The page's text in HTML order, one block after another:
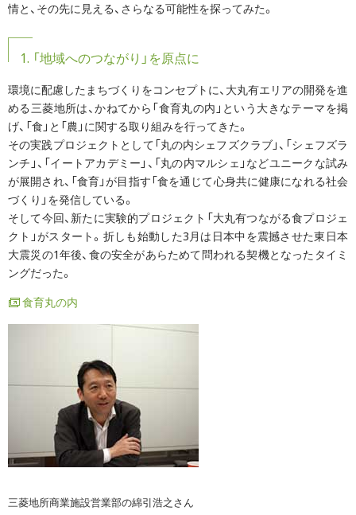
情と、その先に見える、さらなる可能性を探ってみた。
1. 「地域へのつながり」を原点に
環境に配慮したまちづくりをコンセプトに、大丸有エリアの開発を進
める三菱地所は、かねてから「食育丸の内」という大きなテーマを掲
げ、「食」と「農」に関する取り組みを行ってきた。
その実践プロジェクトとして「丸の内シェフズクラブ」、「シェフズラ
ンチ」、「イートアカデミー」、「丸の内マルシェ」などユニークな試み
が展開され、「食育」が目指す「食を通じて心身共に健康になれる社会
づくり」を発信している。
そして今回、新たに実験的プロジェクト「大丸有つながる食プロジェ
クト」がスタート。折しも始動した3月は日本中を震撼させた東日本
大震災の1年後、食の安全があらためて問われる契機となったタイミ
ングだった。
食育丸の内
三菱地所商業施設営業部の綿引浩之さん